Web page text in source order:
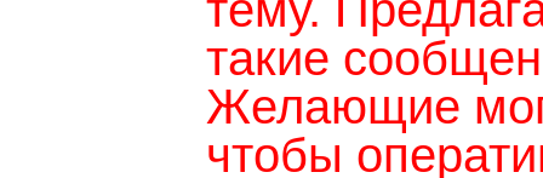
такие
Желающие
чтобы